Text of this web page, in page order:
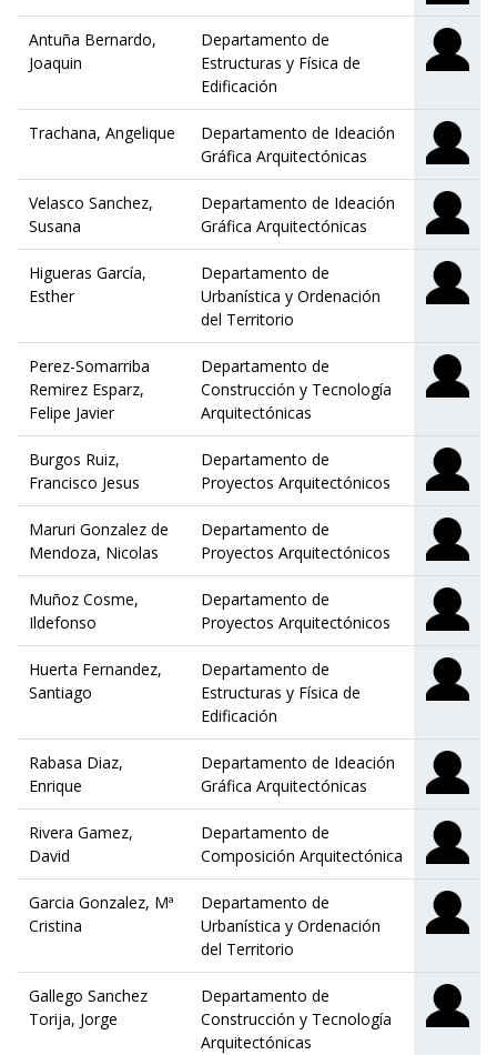
Antuña Bernardo,
Joaquin
Departamento de
Estructuras y Física de
Edificación
Trachana, Angelique
Departamento de Ideación
Gráfica Arquitectónicas
Velasco Sanchez,
Susana
Departamento de Ideación
Gráfica Arquitectónicas
Higueras García,
Esther
Departamento de
Urbanística y Ordenación
del Territorio
Perez-Somarriba
Remirez Esparz,
Felipe Javier
Departamento de
Construcción y Tecnología
Arquitectónicas
Burgos Ruiz,
Francisco Jesus
Departamento de
Proyectos Arquitectónicos
Maruri Gonzalez de
Mendoza, Nicolas
Departamento de
Proyectos Arquitectónicos
Muñoz Cosme,
Ildefonso
Departamento de
Proyectos Arquitectónicos
Huerta Fernandez,
Santiago
Departamento de
Estructuras y Física de
Edificación
Rabasa Diaz,
Enrique
Departamento de Ideación
Gráfica Arquitectónicas
Rivera Gamez,
David
Departamento de
Composición Arquitectónica
Garcia Gonzalez, Mª
Cristina
Departamento de
Urbanística y Ordenación
del Territorio
Gallego Sanchez
Torija, Jorge
Departamento de
Construcción y Tecnología
Arquitectónicas